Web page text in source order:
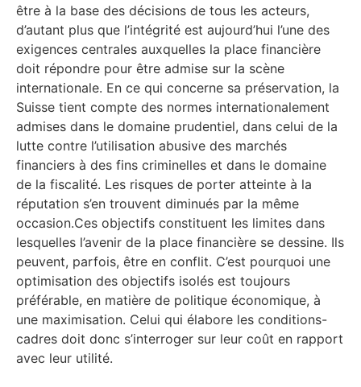
être à la base des décisions de tous les acteurs,
d’autant plus que l’intégrité est aujourd’hui l’une des
exigences centrales auxquelles la place financière
doit répondre pour être admise sur la scène
internationale. En ce qui concerne sa préservation, la
Suisse tient compte des normes internationalement
admises dans le domaine prudentiel, dans celui de la
lutte contre l’utilisation abusive des marchés
financiers à des fins criminelles et dans le domaine
de la fiscalité. Les risques de porter atteinte à la
réputation s’en trouvent diminués par la même
occasion.Ces objectifs constituent les limites dans
lesquelles l’avenir de la place financière se dessine. Ils
peuvent, parfois, être en conflit. C’est pourquoi une
optimisation des objectifs isolés est toujours
préférable, en matière de politique économique, à
une maximisation. Celui qui élabore les conditions-
cadres doit donc s’interroger sur leur coût en rapport
avec leur utilité.